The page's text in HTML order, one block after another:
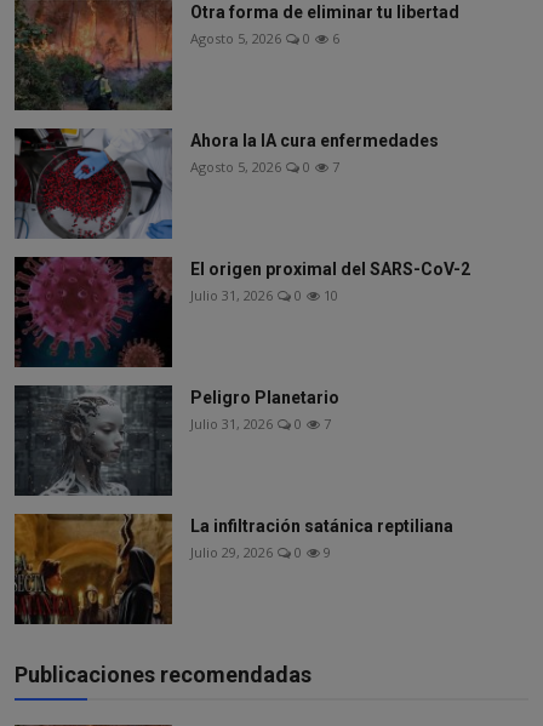
Otra forma de eliminar tu libertad
Agosto 5, 2026 0 6
Ahora la IA cura enfermedades
Agosto 5, 2026 0 7
El origen proximal del SARS-CoV-2
Julio 31, 2026 0 10
Peligro Planetario
Julio 31, 2026 0 7
La infiltración satánica reptiliana
Julio 29, 2026 0 9
Publicaciones recomendadas